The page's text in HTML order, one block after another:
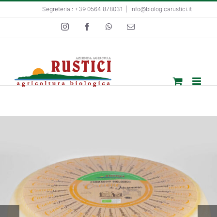
al
Segreteria.: +39 0564 878031 info@biologicarustici.it
InstagramFacebookWhatsApp
Email